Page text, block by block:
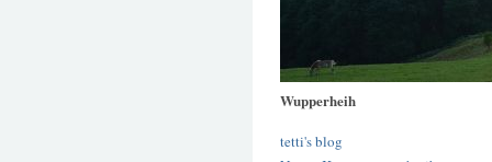
Wupperheih
tetti's blog